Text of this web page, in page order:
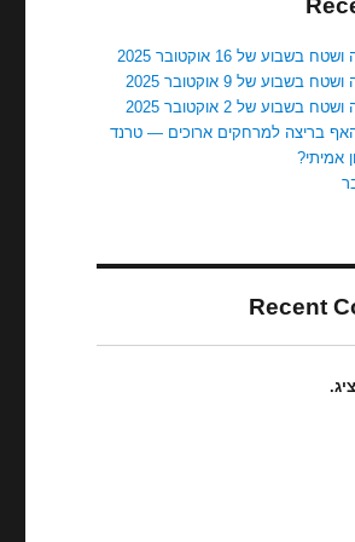
בשבוע של 16 אוקטובר 2025
בשבוע של 9 אוקטובר 2025
בשבוע של 2 אוקטובר 2025
בריצה למרחקים ארוכים — טרנד
אמיתי?
Recent